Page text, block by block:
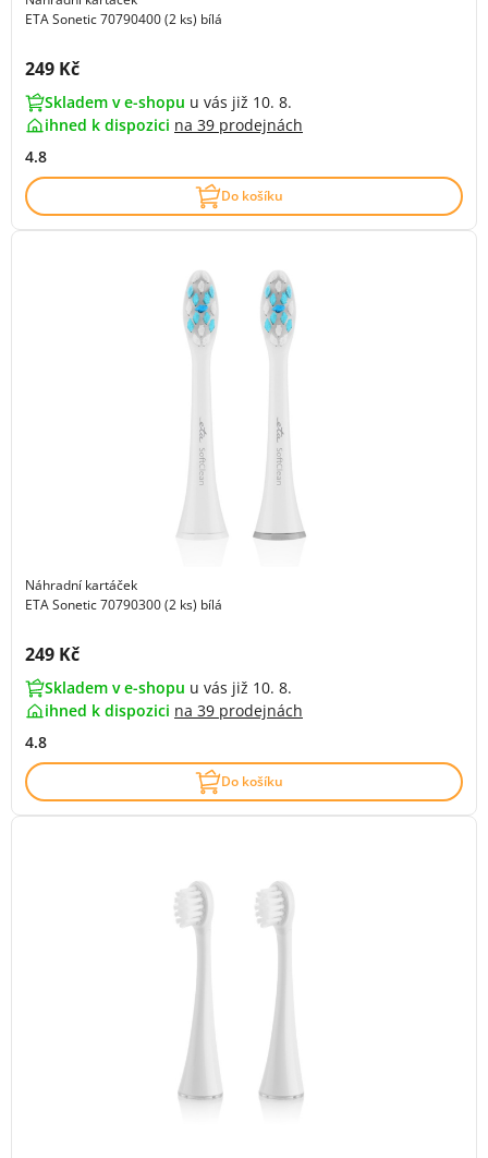
ETA Sonetic 70790400 (2 ks) bílá
Cena s DPH:
249 Kč
Skladem v e-shopu u vás již 10. 8.
ihned k dispozici na 39 prodejnách
4.8
Do košíku
Náhradní kartáček
ETA Sonetic 70790300 (2 ks) bílá
Cena s DPH:
249 Kč
Skladem v e-shopu u vás již 10. 8.
ihned k dispozici na 39 prodejnách
4.8
Do košíku